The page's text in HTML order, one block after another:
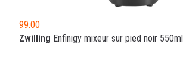
99.00
Zwilling Enfinigy mixeur sur pied noir 550ml